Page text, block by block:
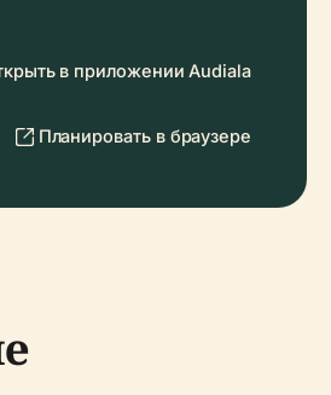
в приложении Audiala
Планировать в браузере